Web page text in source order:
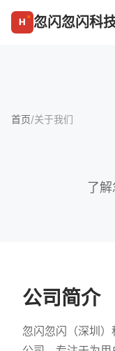
忽闪忽闪科
首页/关于我们
了
公司简介
忽闪忽闪（深圳